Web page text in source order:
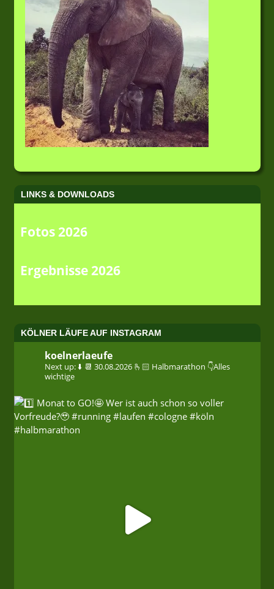
LINKS & DOWNLOADS
Fotos 2026
Ergebnisse 2026
KÖLNER LÄUFE AUF INSTAGRAM
koelnerlaeufe
Next up: ⬇️ 📆 30.08.2026 🫰🏻 Halbmarathon 👇Alles
wichtige